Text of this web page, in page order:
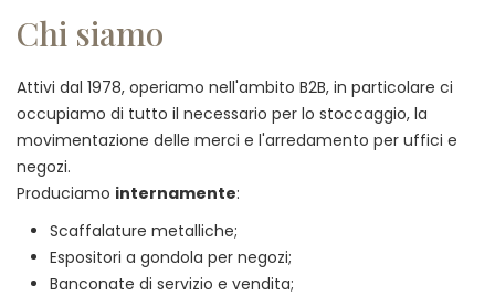
Chi siamo
Attivi dal 1978, operiamo nell'ambito B2B, in particolare ci
occupiamo di tutto il necessario per lo stoccaggio, la
movimentazione delle merci e l'arredamento per uffici e
negozi.
Produciamo internamente:
Scaffalature metalliche;
Espositori a gondola per negozi;
Banconate di servizio e vendita;